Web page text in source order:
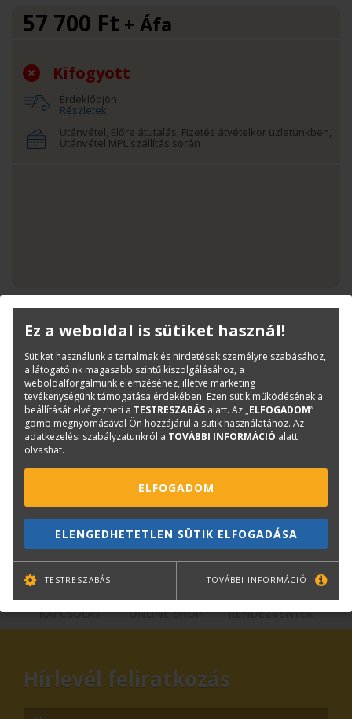
57 700 Ft + Áfa
Kifogyott
Érdeklődjön
Részletek
Utánvétel, Előre átutalás, Fizetés átvételkor üzletünkben,
Utánvétel MPL szállítás során
Termékinfó
Canon tintapatronok
Cikkszám:
CF6665B001AA
Márka:
CANON
Kérdése van?
Plotter értékesítés
Központi elérhetőségek
lfp@terc.hu
KAPCSOLAT ONLINE SHOP RENDEZVÉNYEK
Hírlevél feliratkozás
Ez a weboldal is sütiket használ!
Sütiket használunk a tartalmak és hirdetések személyre szabásához,
a látogatóink magasabb szintű kiszolgálásához, a
weboldalforgalmunk elemzéséhez, illetve marketing
tevékenységünk támogatása érdekében. Ezen sütik működésének a
beállítását elvégezheti a TESTRESZABÁS alatt. Az „ELFOGADOM”
gomb megnyomásával Ön hozzájárul a sütik használatához. Az
adatkezelési szabályzatunkról a TOVÁBBI INFORMÁCIÓ alatt
olvashat.
ELFOGADOM
ELENGEDHETETLEN SÜTIK ELFOGADÁSA
TESTRESZABÁS TOVÁBBI INFORMÁCIÓ